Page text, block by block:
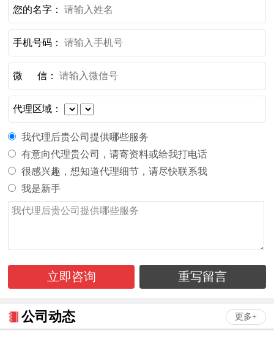
您的名字：
手机号码：
微 信：
代理区域：
我代理后贵公司提供哪些服务
有意向代理贵公司，请寄资料或给我打电话
很感兴趣，想知道代理细节，请尽快联系我
我是新手
立即咨询 重写留言
更多+
公司动态